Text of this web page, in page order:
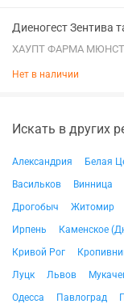
Диеногест Зентива
ХАУПТ ФАРМА
Нет в наличии
Искать в других
Александрия Белая
Васильков
Винница
Дрогобыч
Житомир
Ирпень
Каменское
Кривой Рог
Луцк
Львов
Одесса
Павлоград